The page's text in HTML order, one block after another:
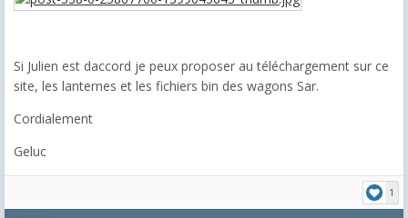
Si Julien est daccord je peux proposer au téléchargement sur ce
site, les lanternes et les fichiers bin des wagons Sar.
Cordialement
Geluc
1